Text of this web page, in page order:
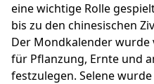
eine wichtige Rolle
bis zu den chinesischen
Der Mondkalender wurde
für Pflanzung, Ernte und
festzulegen. Selene